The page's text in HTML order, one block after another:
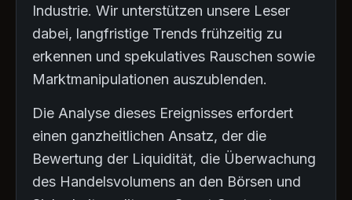
Industrie. Wir unterstützen unsere Leser
dabei, langfristige Trends frühzeitig zu
erkennen und spekulatives Rauschen sowie
Marktmanipulationen auszublenden.
Die Analyse dieses Ereignisses erfordert
einen ganzheitlichen Ansatz, der die
Bewertung der Liquidität, die Überwachung
des Handelsvolumens an den Börsen und